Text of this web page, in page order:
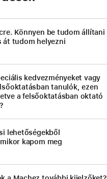
Könnyen be tudom állítani
át tudom helyezni
kedvezményeket vagy
tanulók, ezen
a felsőoktatásban oktató
lehetőségekből
kapom meg